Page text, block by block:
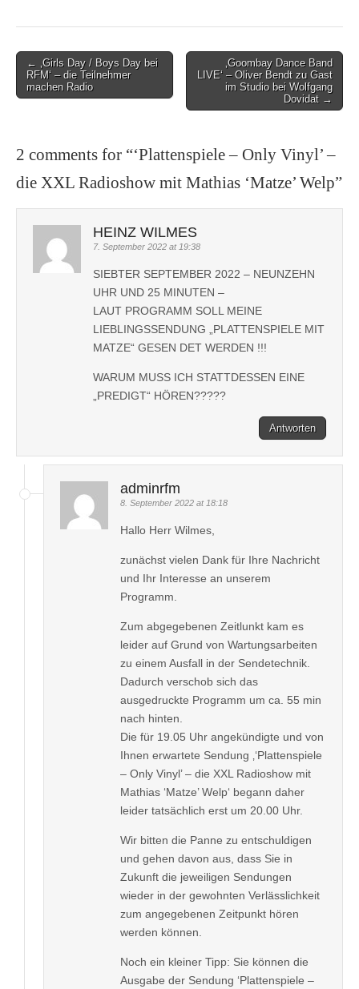
Post
navigation
← ‚Girls Day / Boys Day bei
RFM‘ – die Teilnehmer
machen Radio
‚Goombay Dance Band
LIVE‘ – Oliver Bendt zu Gast
im Studio bei Wolfgang
Dovidat →
2 comments for “‘Plattenspiele – Only Vinyl’ –
die XXL Radioshow mit Mathias ‘Matze’ Welp”
HEINZ WILMES
7. September 2022 at 19:38
SIEBTER SEPTEMBER 2022 – NEUNZEHN
UHR UND 25 MINUTEN –
LAUT PROGRAMM SOLL MEINE
LIEBLINGSSENDUNG „PLATTENSPIELE MIT
MATZE“ GESEN DET WERDEN !!!
WARUM MUSS ICH STATTDESSEN EINE
„PREDIGT“ HÖREN?????
Antworten
adminrfm
8. September 2022 at 18:18
Hallo Herr Wilmes,
zunächst vielen Dank für Ihre Nachricht
und Ihr Interesse an unserem
Programm.
Zum abgegebenen Zeitlunkt kam es
leider auf Grund von Wartungsarbeiten
zu einem Ausfall in der Sendetechnik.
Dadurch verschob sich das
ausgedruckte Programm um ca. 55 min
nach hinten.
Die für 19.05 Uhr angekündigte und von
Ihnen erwartete Sendung ‚‘Plattenspiele
– Only Vinyl’ – die XXL Radioshow mit
Mathias ‘Matze’ Welp‘ begann daher
leider tatsächlich erst um 20.00 Uhr.
Wir bitten die Panne zu entschuldigen
und gehen davon aus, dass Sie in
Zukunft die jeweiligen Sendungen
wieder in der gewohnten Verlässlichkeit
zum angegebenen Zeitpunkt hören
werden können.
Noch ein kleiner Tipp: Sie können die
Ausgabe der Sendung ‘Plattenspiele –